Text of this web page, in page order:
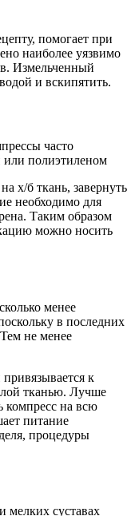
помогает при
наиболее уязвимо
Измельченный
и вскипятить.
часто
или полиэтиленом
х/б ткань, завернуть
необходимо для
Таким образом
можно носить
менее
в последних
не менее
к
тканью. Лучше
компресс на всю
питание
процедуры
мелких суставах